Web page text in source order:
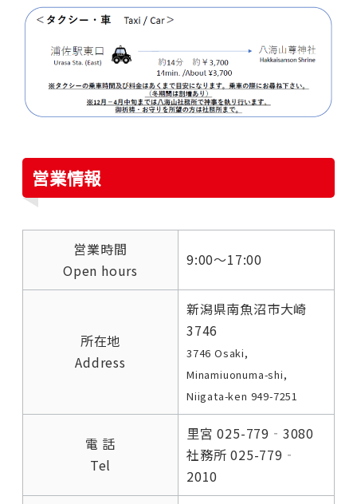
営業情報
営業時間
Open hours
9:00～17:00
所在地
Address
新潟県南魚沼市大崎
3746
3746 Osaki,
Minamiuonuma-shi,
Niigata-ken 949-7251
電 話
Tel
里宮 025-779‐3080
社務所 025-779‐
2010